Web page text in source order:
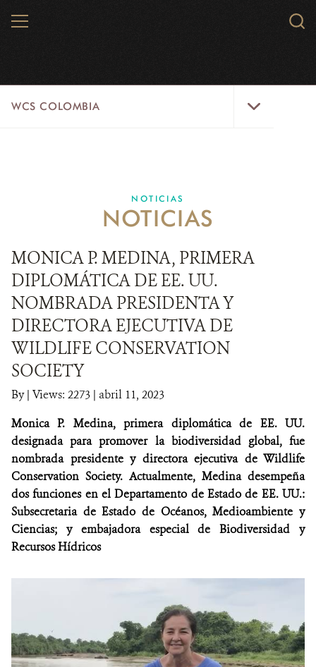
MENU
WCS COLOMBIA
EJES ESTRATÉGICOS
LÍNEAS DE ACCIÓN
MICROSITIOS
NOTICIAS
ALIADOS Y ALIANZAS
COBERTURA EN MEDIOS DE COMUNICACIÓN
INFORME ANUAL WCS
MECANISMO DE ATENCIÓN DE QUEJAS Y RECLAMOS
DONA
NOTICIAS
NOTICIAS
MONICA P. MEDINA, PRIMERA
DIPLOMÁTICA DE EE. UU.
NOMBRADA PRESIDENTA Y
DIRECTORA EJECUTIVA DE
WILDLIFE CONSERVATION
SOCIETY
By| Views: 2273 | abril 11, 2023
Monica P. Medina, primera diplomática de EE. UU.
designada para promover la biodiversidad global, fue
nombrada presidente y directora ejecutiva de Wildlife
Conservation Society. Actualmente, Medina desempeña
dos funciones en el Departamento de Estado de EE. UU.:
Subsecretaria de Estado de Océanos, Medioambiente y
Ciencias; y embajadora especial de Biodiversidad y
Recursos Hídricos